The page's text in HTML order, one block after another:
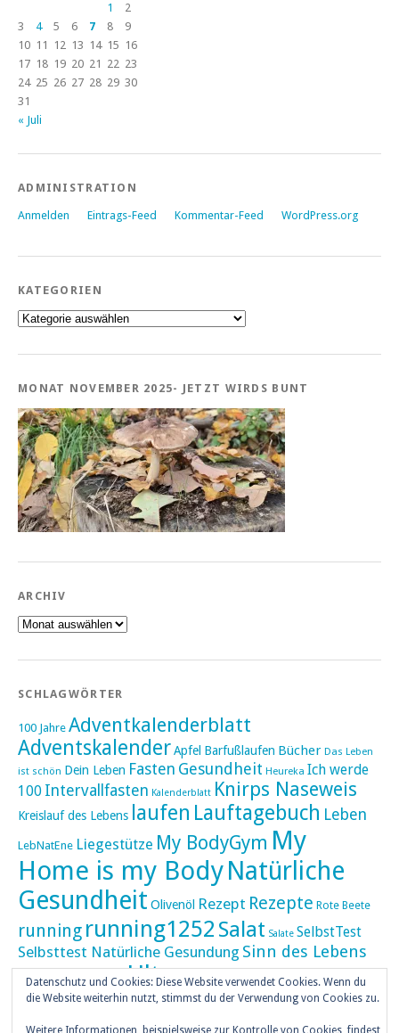
1
2
3
4 5 6 7 8
9
10 11 12 13 14 15 16
17 18 19 20 21 22 23
24 25 26 27 28 29 30
31
« Juli
ADMINISTRATION
Anmelden Eintrags-Feed Kommentar-Feed WordPress.org
KATEGORIEN
Kategorien
MONAT NOVEMBER 2025- JETZT WIRDS BUNT
ARCHIV
Archiv
SCHLAGWÖRTER
100 Jahre Adventkalenderblatt
AdventskalenderApfel Barfußlaufen Bücher Das Leben
ist schön Dein Leben Fasten Gesundheit Heureka Ich werde
100 Intervallfasten Kalenderblatt Knirps Naseweis
Kreislauf des Lebens laufen Lauftagebuch Leben
LebNatEne Liegestütze My BodyGym My
Home is my Body Natürliche
Gesundheit Olivenöl Rezept Rezepte Rote Beete
running running1252 Salat Salate SelbstTest
Selbsttest Natürliche Gesundung Sinn des Lebens
Skaten Tageskalender UltraUltramarathon
umZEITZUerLEBEN Weihnachten
Datenschutz und Cookies: Diese Website verwendet Cookies. Wenn du
die Website weiterhin nutzt, stimmst du der Verwendung von Cookies zu.